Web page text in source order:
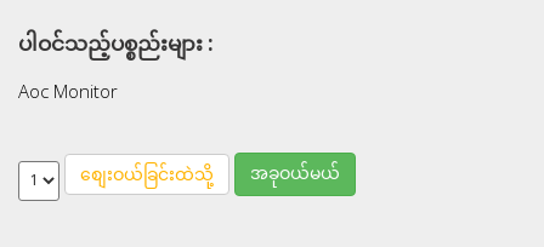
ပါဝင်သည့်ပစ္စည်းများ :
Aoc Monitor
စျေးဝယ်ခြင်းထဲသို့ အခုဝယ်မယ်